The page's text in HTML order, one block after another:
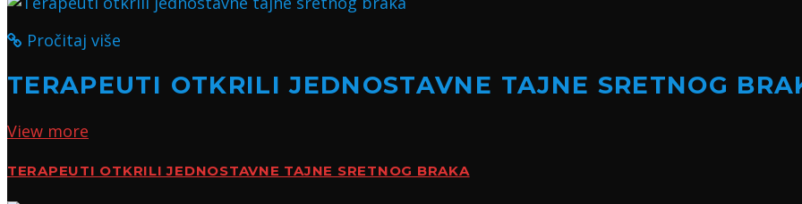
Pročitaj više
TERAPEUTI OTKRILI JEDNOSTAVNE TAJNE SRETNOG
View more
TERAPEUTI OTKRILI JEDNOSTAVNE TAJNE SRETNOG BRAKA